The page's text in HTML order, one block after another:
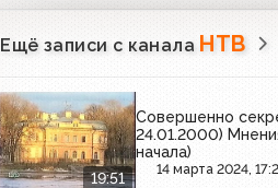
Ещё записи с канала НТВ
19:51
Совершенно
24.01.2000)
начала)
14 марта 2024,